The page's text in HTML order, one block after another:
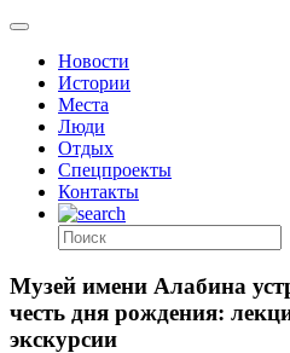
Новости
Истории
Места
Люди
Отдых
Спецпроекты
Контакты
Музей имени Алабина
честь дня рождения:
экскурсии